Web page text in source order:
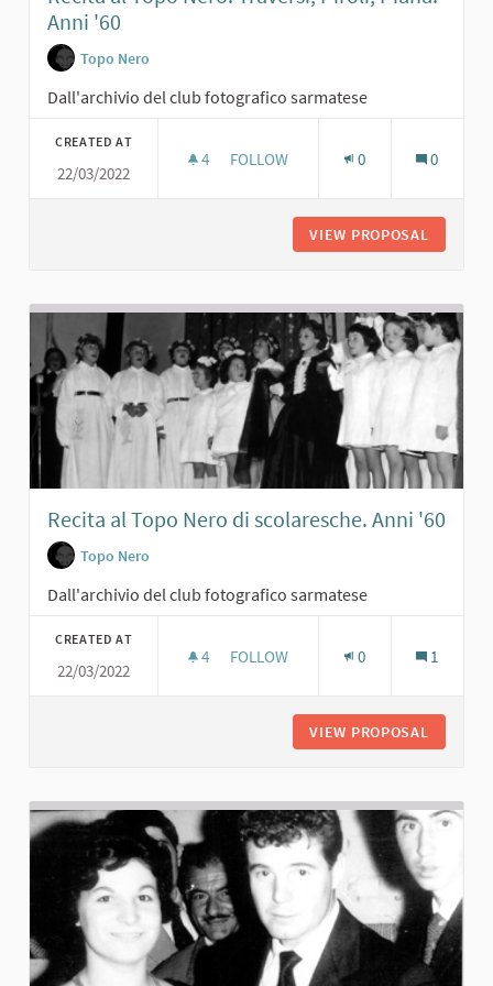
Anni '60
Topo Nero
Dall'archivio del club fotografico sarmatese
CREATED AT
22/03/2022
4 4 FOLLOWERS
FOLLOW 0 0
VIEW PROPOSAL
Recita al Topo Nero di scolaresche. Anni '60
Topo Nero
Dall'archivio del club fotografico sarmatese
CREATED AT
22/03/2022
4 4 FOLLOWERS
FOLLOW 0 1
VIEW PROPOSAL